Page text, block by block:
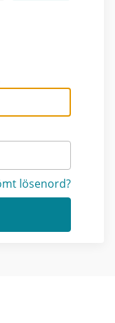
lösenord?